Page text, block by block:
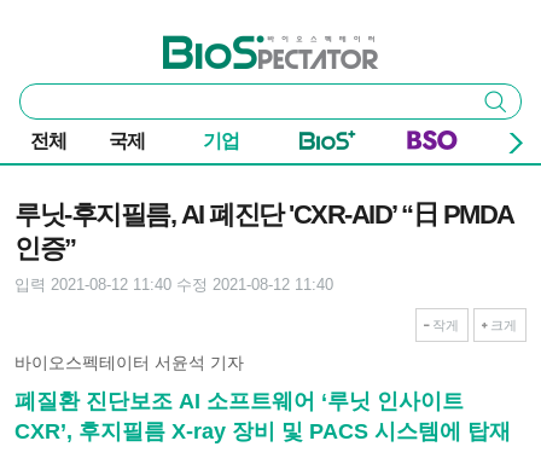
바이오스펙테이터
통
합
검
색
검색
전체 국제 기업
루닛-후지필름, AI 폐진단 'CXR-AID’ “日 PMDA
인증”
입력 2021-08-12 11:40 수정 2021-08-12 11:40
작게 크게
바이오스펙테이터 서윤석 기자
폐질환 진단보조 AI 소프트웨어 ‘루닛 인사이트
CXR’, 후지필름 X-ray 장비 및 PACS 시스템에 탑재